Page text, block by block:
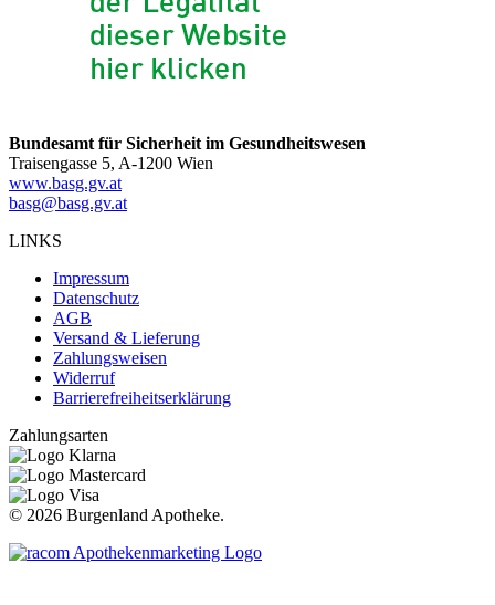
Bundesamt für Sicherheit im Gesundheitswesen
Traisengasse 5, A-1200 Wien
www.basg.gv.at
basg@basg.gv.at
LINKS
Impressum
Datenschutz
AGB
Versand & Lieferung
Zahlungsweisen
Widerruf
Barrierefreiheitserklärung
Zahlungsarten
© 2026 Burgenland Apotheke.